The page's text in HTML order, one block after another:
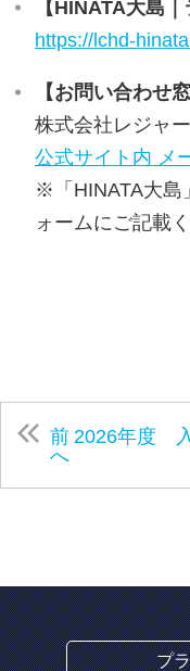
【HINATA大島
https://lchd-
【お問い合わせ窓
株式会社レジャ
公式サイト内 メ
※「HINATA大島
ォームにご記載
前
へ
プ